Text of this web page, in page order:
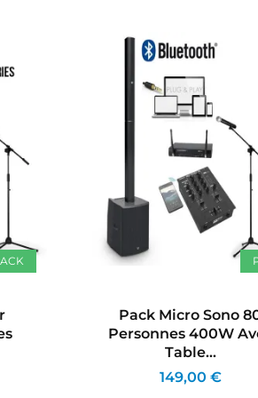
Pack Micro Sono
Personnes 400W
Table...
149,00 €